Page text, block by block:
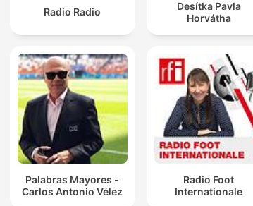
Radio Radio
Desítka Pavla
Horvátha
Palabras Mayores -
Carlos Antonio Vélez
Radio Foot
Internationale